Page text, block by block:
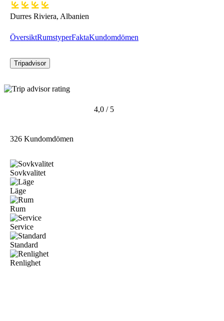
Durres Riviera, Albanien
ÖversiktRumstyperFaktaKundomdömen
Tripadvisor
4,0 / 5
326 Kundomdömen
Sovkvalitet
Läge
Rum
Service
Standard
Renlighet